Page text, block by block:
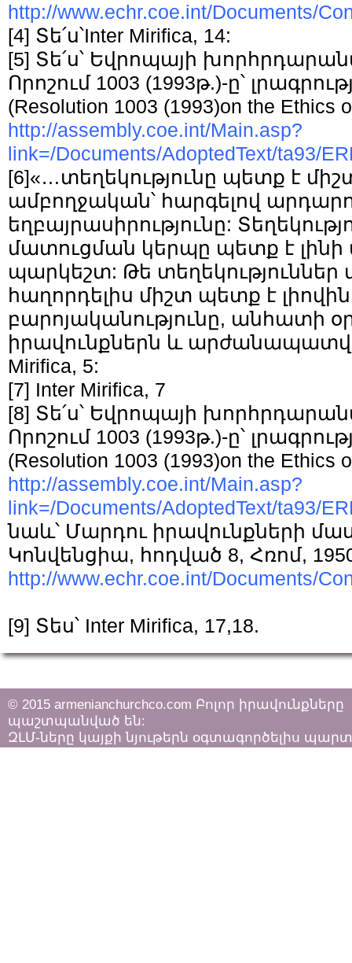
http://www.echr.coe.int/Documents/
[4] Տե՛ս՝Inter Mirifica, 14:
[5] Տե՛ս՝ Եվրոպայի
Որոշում 1003 (1993թ.)-ը՝
(Resolution 1003 (1993)on the Ethics
http://assembly.coe.int/Main.asp?
link=/Documents/AdoptedText/ta93/
[6]«…տեղեկությունը պետք է
ամբողջական՝ հարգելով
եղբայրասիրությունը:
մատուցման կերպը պետք է
պարկեշտ: Թե տեղեկություններ
հաղորդելիս միշտ պետք է
բարոյականությունը, անհատի
իրավունքներն և
Mirifica, 5:
[7] Inter Mirifica, 7
[8] Տե՛ս՝ Եվրոպայի
Որոշում 1003 (1993թ.)-ը՝
(Resolution 1003 (1993)on the Ethics
http://assembly.coe.int/Main.asp?
link=/Documents/AdoptedText/ta93/
նաև՝ Մարդու իրավունքների
Կոնվենցիա, հոդված 8, Հռոմ,
http://www.echr.coe.int/Documents/
[9] Տես՝ Inter Mirifica, 17,18.
© 2015 armenianchurchco.com Բոլոր իրավունքները
պաշտպանված են:
ԶԼՄ-ները կայքի նյութերն օգտագործելիս